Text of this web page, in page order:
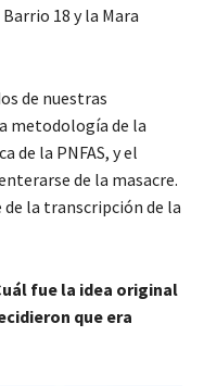
18 y la Mara
de nuestras
metodología de la
de la PNFAS, y el
de la masacre.
la transcripción de la
fue la idea original
que era